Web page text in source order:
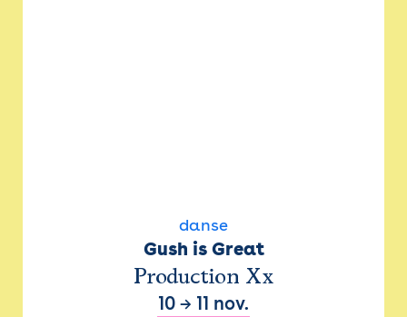
danse
Gush is Great
Production Xx
10 → 11 nov.